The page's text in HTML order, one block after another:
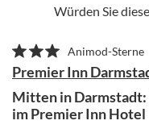
Würden Sie
Animod-Sterne
Premier Inn
Mitten in Darmstadt:
im Premier Inn Hotel